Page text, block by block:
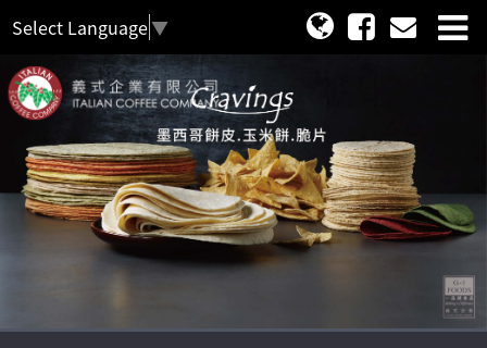
Select Language▼